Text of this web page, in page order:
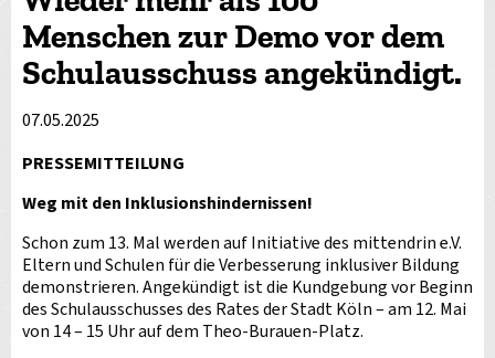
Menschen zur Demo vor dem
Schulausschuss angekündigt.
07.05.2025
PRESSEMITTEILUNG
Weg mit den Inklusionshindernissen!
Schon zum 13. Mal werden auf Initiative des mittendrin e.V.
Eltern und Schulen für die Verbesserung inklusiver Bildung
demonstrieren. Angekündigt ist die Kundgebung vor Beginn
des Schulausschusses des Rates der Stadt Köln – am 12. Mai
von 14 – 15 Uhr auf dem Theo-Burauen-Platz.